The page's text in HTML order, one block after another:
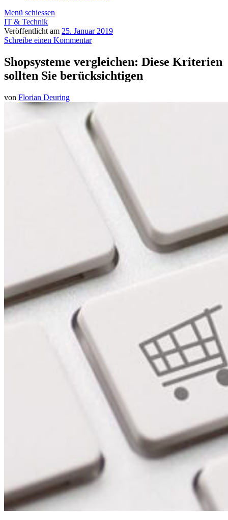
Menü schiessen
IT & Technik
Veröffentlicht am 25. Januar 2019
Schreibe einen Kommentar
Shopsysteme vergleichen: Diese Kriterien
sollten Sie berücksichtigen
von Florian Deuring